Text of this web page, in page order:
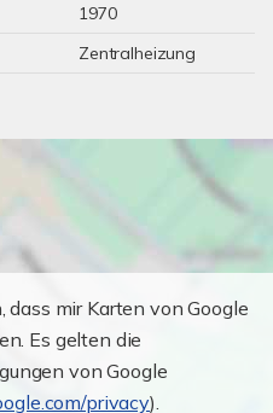
1970
Zentralheizung
mir Karten von Google
Es gelten die
von Google
privacy).